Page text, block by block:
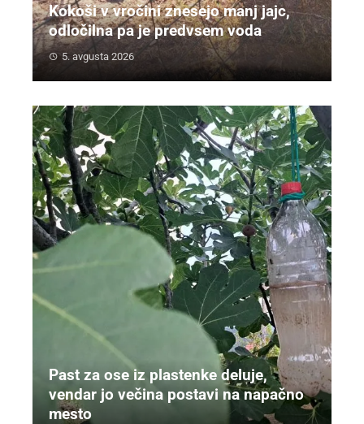
Kokoši v vročini znesejo manj jajc,
odločilna pa je predvsem voda
5. avgusta 2026
Past za ose iz plastenke deluje,
vendar jo večina postavi na napačno
mesto